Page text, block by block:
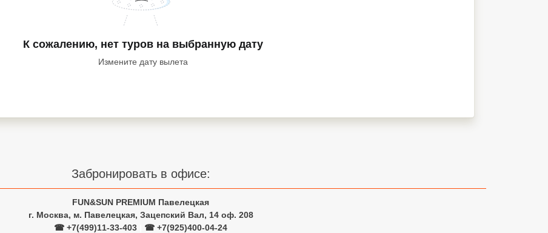
К сожалению, нет туров на выбранную дату
Измените дату вылета
Забронировать в офисе:
FUN&SUN PREMIUM Павелецкая
г. Москва, м. Павелецкая, Зацепский Вал, 14 оф. 208
☎ +7(499)11-33-403
☎ +7(925)400-04-24